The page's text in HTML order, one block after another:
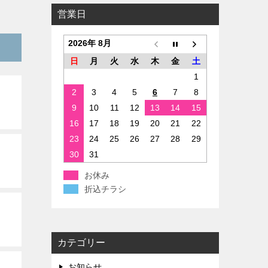
営業日
2026年 8月
日
月 火 水 木 金
土
1
2
3 4 5 6 7
8
9
10 11 12 13 14
15
16
17 18 19 20 21
22
23
24 25 26 27 28
29
30
31
お休み
折込チラシ
カテゴリー